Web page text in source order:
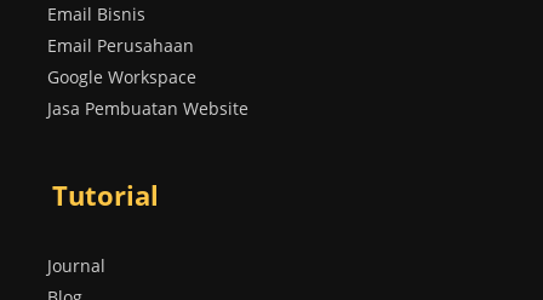
Email Bisnis
Email Perusahaan
Google Workspace
Jasa Pembuatan Website
Tutorial
Journal